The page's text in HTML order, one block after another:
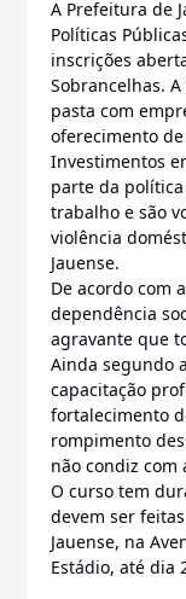
A Prefeitura de
Políticas
inscrições
Sobrancelhas.
pasta com
oferecimento
Investimentos
parte da
trabalho e são
violência
Jauense.
De acordo com
dependência
agravante que
Ainda segundo
capacitação
fortalecimento
rompimento
não condiz com
O curso tem
devem ser
Jauense, na
Estádio, até dia